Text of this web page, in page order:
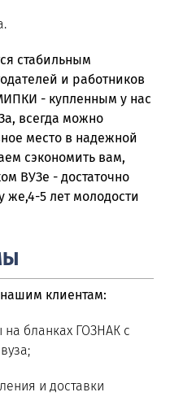
стабильным
и работников
- купленным у нас
всегда можно
место в надежной
сэкономить вам,
ВУЗе - достаточно
же,4-5 лет молодости
клиентам:
бланках ГОЗНАК с
и доставки